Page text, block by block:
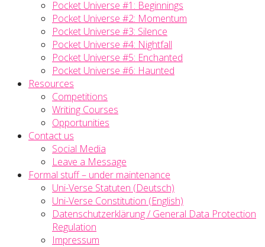
Pocket Universe #1: Beginnings
Pocket Universe #2: Momentum
Pocket Universe #3: Silence
Pocket Universe #4: Nightfall
Pocket Universe #5: Enchanted
Pocket Universe #6: Haunted
Resources
Competitions
Writing Courses
Opportunities
Contact us
Social Media
Leave a Message
Formal stuff – under maintenance
Uni-Verse Statuten (Deutsch)
Uni-Verse Constitution (English)
Datenschutzerklärung / General Data Protection
Regulation
Impressum